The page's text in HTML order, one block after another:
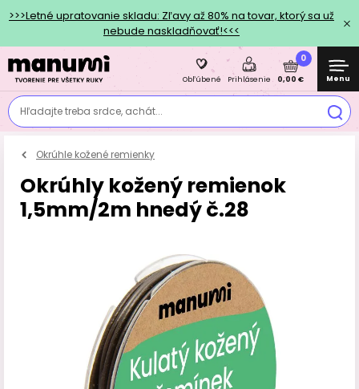
>>>Letné upratovanie skladu: Zľavy až 80% na tovar, ktorý sa už
nebude naskladňovať!<<<
Hľadajte treba srdce, achát...
Obľúbené Prihlásenie
0
0,00 € Menu
Okrúhle kožené remienky
Okrúhly kožený remienok
1,5mm/2m hnedý č.28